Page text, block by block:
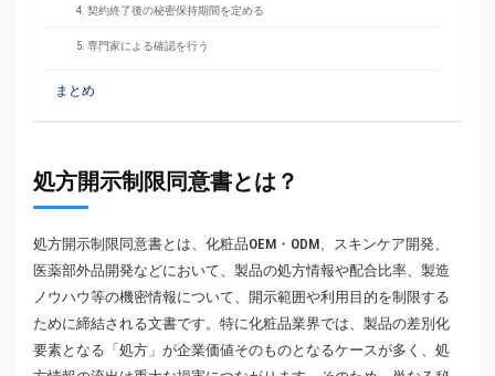
4. 契約終了後の秘密保持期間を定める
5. 専門家による確認を行う
まとめ
処方開示制限同意書とは？
処方開示制限同意書とは、化粧品OEM・ODM、スキンケア開発、
医薬部外品開発などにおいて、製品の処方情報や配合比率、製造
ノウハウ等の機密情報について、開示範囲や利用目的を制限する
ために締結される文書です。特に化粧品業界では、製品の差別化
要素となる「処方」が企業価値そのものとなるケースが多く、処